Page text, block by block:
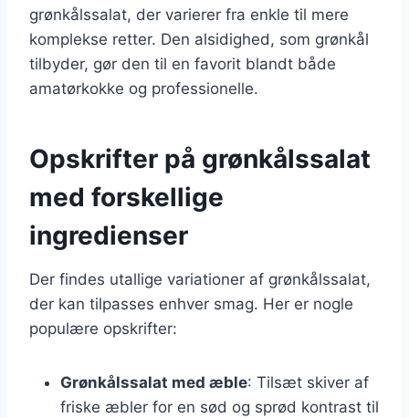
grønkålssalat, der varierer fra enkle til mere
komplekse retter. Den alsidighed, som grønkål
tilbyder, gør den til en favorit blandt både
amatørkokke og professionelle.
Opskrifter på grønkålssalat
med forskellige
ingredienser
Der findes utallige variationer af grønkålssalat,
der kan tilpasses enhver smag. Her er nogle
populære opskrifter:
Grønkålssalat med æble: Tilsæt skiver af
friske æbler for en sød og sprød kontrast til